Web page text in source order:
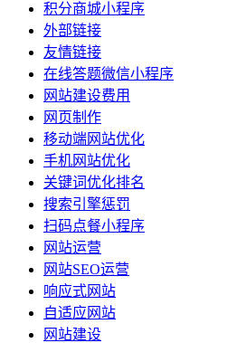
积分商城小程序
外部链接
友情链接
在线答题微信小程序
网站建设费用
网页制作
移动端网站优化
手机网站优化
关键词优化排名
搜索引擎惩罚
扫码点餐小程序
网站运营
网站SEO运营
响应式网站
自适应网站
网站建设